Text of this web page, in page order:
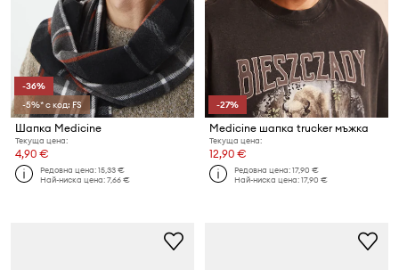
-36%
-5%* с код: FS
Шапка Medicine
Текуща цена:
4,90 €
Редовна цена:15,33 €
Най-ниска цена:7,66 €
-27%
Medicine шапка trucker мъжка
Текуща цена:
12,90 €
Редовна цена:17,90 €
Най-ниска цена:17,90 €